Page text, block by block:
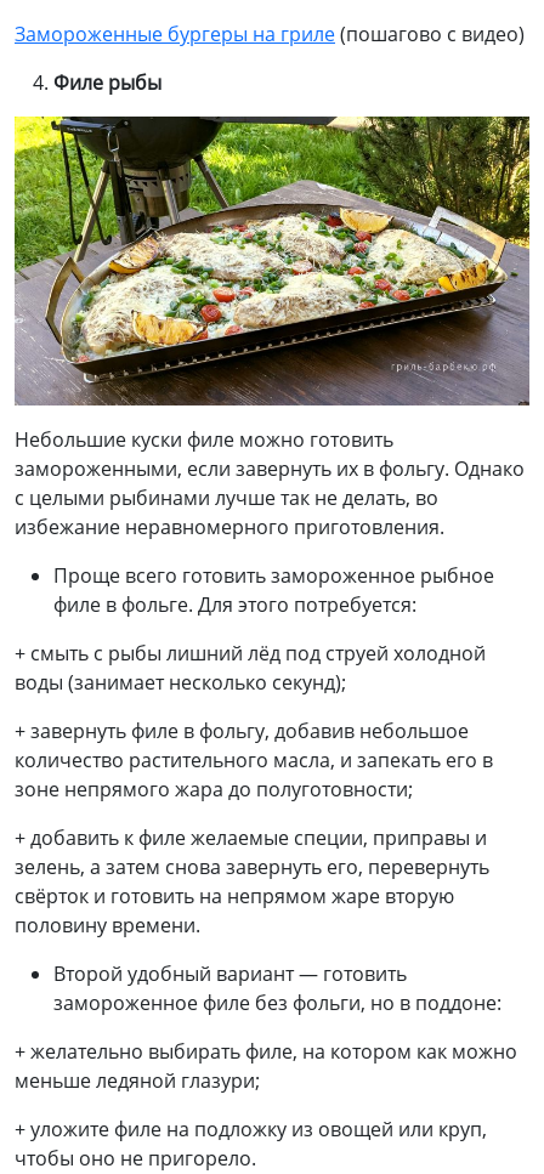
Замороженные бургеры на гриле(пошагово с видео)
Филе рыбы
Небольшие куски филе можно готовить
замороженными, если завернуть их в фольгу. Однако
с целыми рыбинами лучше так не делать, во
избежание неравномерного приготовления.
Проще всего готовить замороженное рыбное
филе в фольге. Для этого потребуется:
+ смыть с рыбы лишний лёд под струей холодной
воды (занимает несколько секунд);
+ завернуть филе в фольгу, добавив небольшое
количество растительного масла, и запекать его в
зоне непрямого жара до полуготовности;
+ добавить к филе желаемые специи, приправы и
зелень, а затем снова завернуть его, перевернуть
свёрток и готовить на непрямом жаре вторую
половину времени.
Второй удобный вариант — готовить
замороженное филе без фольги, но в поддоне:
+ желательно выбирать филе, на котором как можно
меньше ледяной глазури;
+ уложите филе на подложку из овощей или круп,
чтобы оно не пригорело.